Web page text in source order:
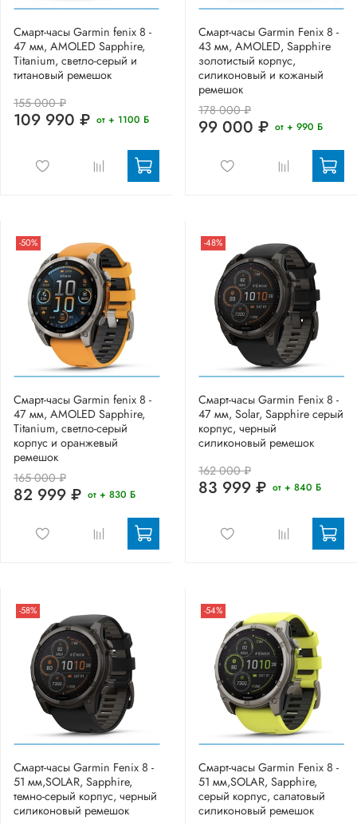
Смарт-часы Garmin fenix 8 -
47 мм, AMOLED Sapphire,
Titanium, светло-серый и
титановый ремешок
155 000 ₽
109 990 ₽ от + 1100 Б
Смарт-часы Garmin Fenix 8 -
43 мм, AMOLED, Sapphire
золотистый корпус,
силиконовый и кожаный
ремешок
178 000 ₽
99 000 ₽ от + 990 Б
-50%
Смарт-часы Garmin fenix 8 -
47 мм, AMOLED Sapphire,
Titanium, светло-серый
корпус и оранжевый
ремешок
165 000 ₽
82 999 ₽ от + 830 Б
-48%
Смарт-часы Garmin Fenix 8 -
47 мм, Solar, Sapphire серый
корпус, черный
силиконовый ремешок
162 000 ₽
83 999 ₽ от + 840 Б
-58%
Смарт-часы Garmin Fenix 8 -
51 мм,SOLAR, Sapphire,
темно-серый корпус, черный
силиконовый ремешок
-54%
Смарт-часы Garmin Fenix 8 -
51 мм,SOLAR, Sapphire,
серый корпус, салатовый
силиконовый ремешок